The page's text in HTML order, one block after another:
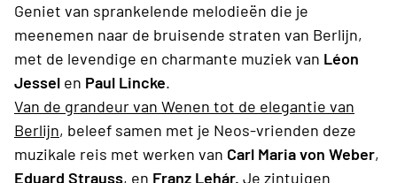
Geniet van sprankelende melodieën die je
meenemen naar de bruisende straten van Berlijn,
met de levendige en charmante muziek van Léon
Jessel en Paul Lincke.
Van de grandeur van Wenen tot de elegantie van
Berlijn, beleef samen met je Neos-vrienden deze
muzikale reis met werken van Carl Maria von Weber,
Eduard Strauss, en Franz Lehár. Je zintuigen